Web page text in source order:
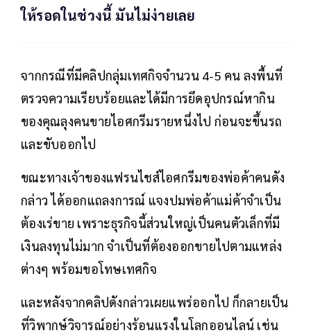
ให้รอดในช่วงนี้ มันไม่ง่ายเลย
จากกรณีที่มีคลิปกลุ่มเทศกิจจำนวน 4-5 คน ลงพื้นที่
ตรวจความเรียบร้อยและได้มีการยึดอุปกรณ์หากิน
ของคุณลุงคนขายไอศกรีมรายหนึ่งไป ก่อนจะขึ้นรถ
และขับออกไป
ขณะทางเจ้าของแฟรนไชส์ไอศกรีมของพ่อค้าคนดัง
กล่าว ได้ออกแถลงการณ์ แจงปมพ่อค้าแม่ค้าจำเป็น
ต้องเร่ขาย เพราะธุรกิจนี้ส่วนใหญ่เป็นคนตัวเล็กที่มี
เงินลงทุนไม่มาก จำเป็นที่ต้องออกขายไปตามแหล่ง
ต่างๆ พร้อมขอโทษเทศกิจ
และหลังจากคลิปดังกล่าวเผยแพร่ออกไป ก็กลายเป็น
ที่วิพากษ์วิจารณ์อย่างร้อนแรงในโลกออนไลน์ เช่น